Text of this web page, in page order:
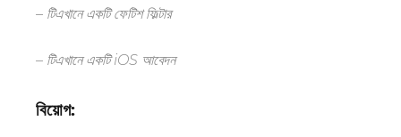
– টিএখানে একটি ফেটিশ ফিল্টার
– টিএখানে একটিiOS আবেদন
বিয়োগ: